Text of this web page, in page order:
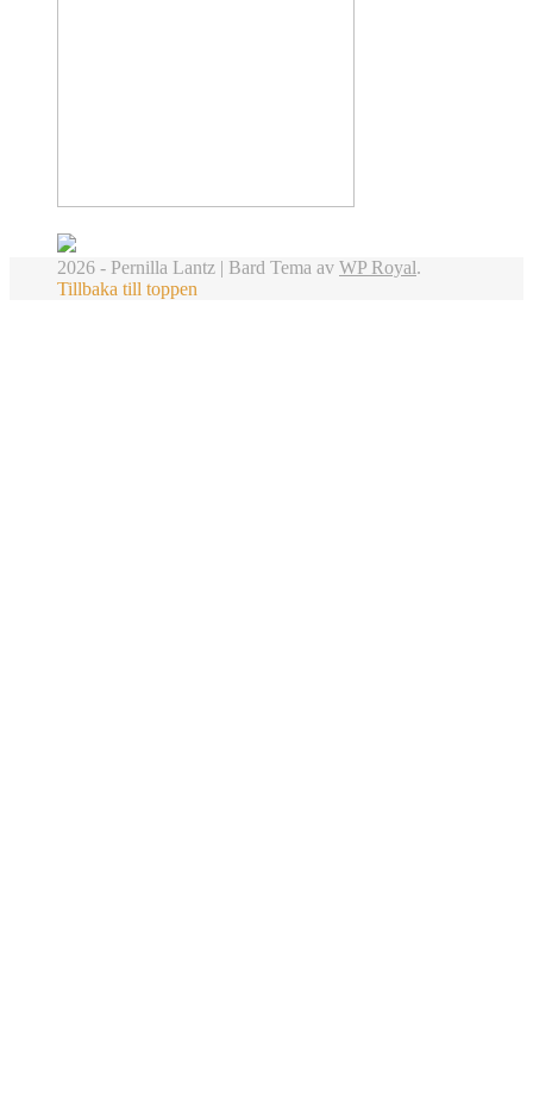
2026 - Pernilla Lantz | Bard Tema av WP Royal.
Tillbaka till toppen